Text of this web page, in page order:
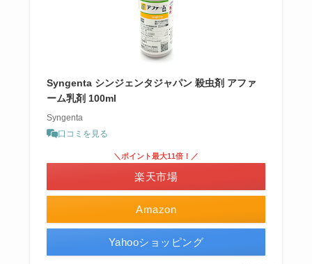
Syngenta シンジェンタジャパン 殺虫剤 アファ
ーム乳剤 100ml
Syngenta
口コミを見る
Amazon
＼ポイント最大11倍！／
楽天市場
Yahooショッピング